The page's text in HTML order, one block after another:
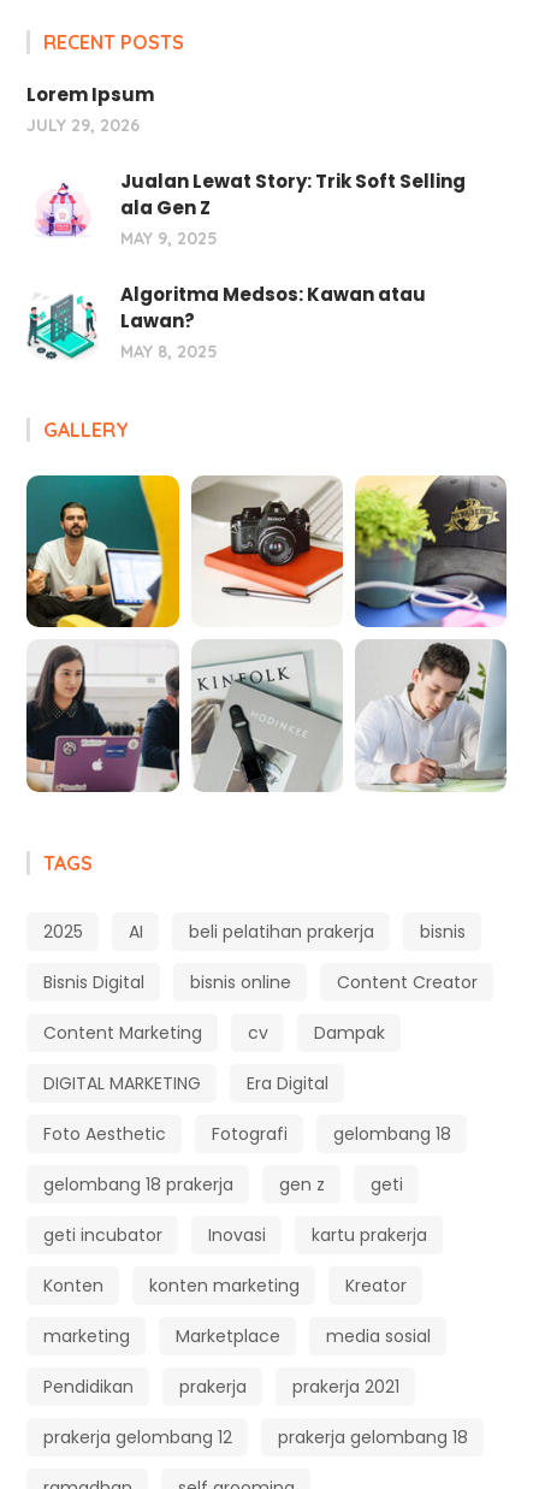
RECENT POSTS
Lorem Ipsum
JULY 29, 2026
Jualan Lewat Story: Trik Soft Selling
ala Gen Z
MAY 9, 2025
Algoritma Medsos: Kawan atau
Lawan?
MAY 8, 2025
GALLERY
TAGS
2025 AI beli pelatihan prakerja bisnis
Bisnis Digital bisnis online Content Creator
Content Marketing cv Dampak
DIGITAL MARKETING Era Digital
Foto Aesthetic Fotografi gelombang 18
gelombang 18 prakerja gen z geti
geti incubator Inovasi kartu prakerja
Konten konten marketing Kreator
marketing Marketplace media sosial
Pendidikan prakerja prakerja 2021
prakerja gelombang 12 prakerja gelombang 18